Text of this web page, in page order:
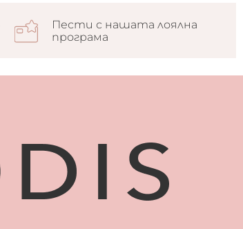
Пести с нашата лоялна
програма